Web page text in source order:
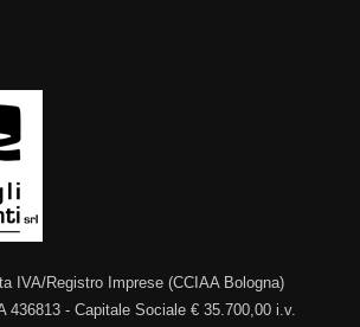
IVA/Registro Imprese (CCIAA Bologna)
436813 - Capitale Sociale € 35.700,00 i.v.